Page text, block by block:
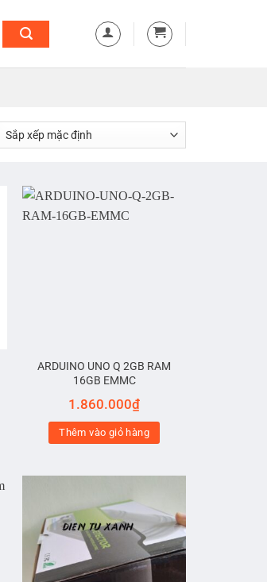
ARDUINO UNO Q 2GB RAM
16GB EMMC
1.860.000₫
Thêm vào giỏ hàng